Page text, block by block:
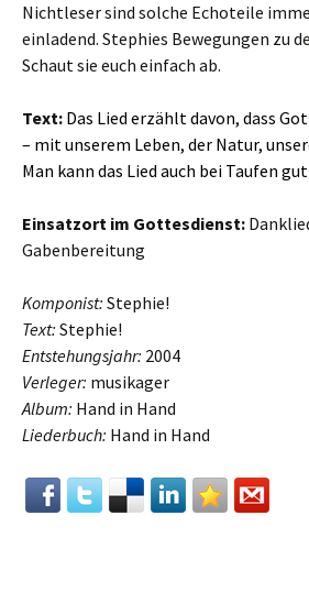
Nichtleser sind solche Echoteile
einladend. Stephies Bewegungen zu
Schaut sie euch einfach ab.
Text: Das Lied erzählt davon, dass
– mit unserem Leben, der Natur,
Man kann das Lied auch bei Taufen
Einsatzort im Gottesdienst:
Gabenbereitung
Komponist: Stephie!
Text: Stephie!
Entstehungsjahr: 2004
Verleger: musikager
Album: Hand in Hand
Liederbuch: Hand in Hand